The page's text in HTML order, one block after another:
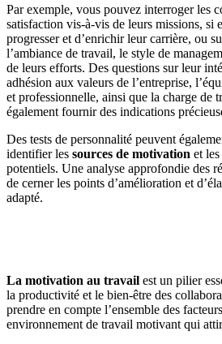
Par exemple, vous pouvez interroger les
satisfaction vis-à-vis de leurs missions, si
progresser et d’enrichir leur carrière, ou
l’ambiance de travail, le style de
de leurs efforts. Des questions sur leur
adhésion aux valeurs de l’entreprise,
et professionnelle, ainsi que la charge de
également fournir des indications
Des tests de personnalité peuvent
identifier les sources de motivation et
potentiels. Une analyse approfondie des
de cerner les points d’amélioration et
adapté.
La motivation au travail est un pilier
la productivité et le bien-être des
prendre en compte l’ensemble des
environnement de travail motivant qui